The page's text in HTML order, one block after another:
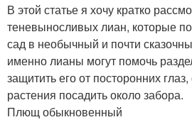
В этой статье я хочу кратко
теневыносливых лиан, которые
сад в необычный и почти
именно лианы могут помочь
защитить его от посторонних
растения посадить около забора.
Плющ обыкновенный